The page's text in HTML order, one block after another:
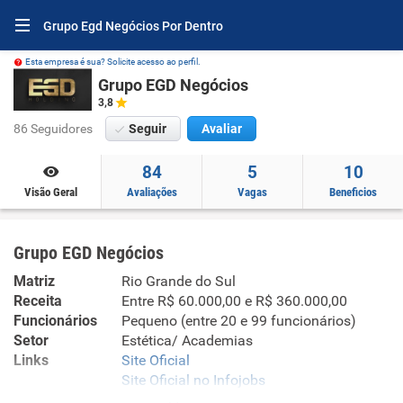
Grupo Egd Negócios Por Dentro
Esta empresa é sua? Solicite acesso ao perfil.
Grupo EGD Negócios
3,8
86 Seguidores Seguir Avaliar
Visão Geral
84
Avaliações
5
Vagas
10
Beneficios
Grupo EGD Negócios
Matriz
Rio Grande do Sul
Receita
Entre R$ 60.000,00 e R$ 360.000,00
Funcionários
Pequeno (entre 20 e 99 funcionários)
Setor
Estética/ Academias
Links
Site Oficial
Site Oficial no Infojobs